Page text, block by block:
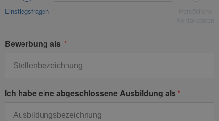
Einstiegsfragen
Bewerbung als
Ich habe eine abgeschlossene Ausbildung als